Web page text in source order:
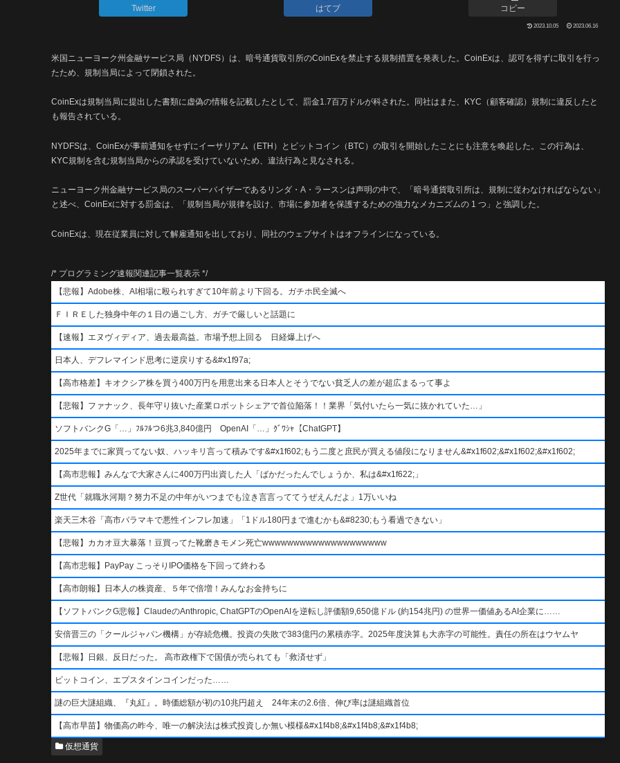
Twitter はてブ コピー
2023.10.05 2023.06.16
米国ニューヨーク州金融サービス局（NYDFS）は、暗号通貨取引所のCoinExを禁止する規制措置を発表した。CoinExは、認可を得ずに取引を行っ
たため、規制当局によって閉鎖された。
CoinExは規制当局に提出した書類に虚偽の情報を記載したとして、罰金1.7百万ドルが科された。同社はまた、KYC（顧客確認）規制に違反したと
も報告されている。
NYDFSは、CoinExが事前通知をせずにイーサリアム（ETH）とビットコイン（BTC）の取引を開始したことにも注意を喚起した。この行為は、
KYC規制を含む規制当局からの承認を受けていないため、違法行為と見なされる。
ニューヨーク州金融サービス局のスーパーバイザーであるリンダ・A・ラースンは声明の中で、「暗号通貨取引所は、規制に従わなければならない」
と述べ、CoinExに対する罰金は、「規制当局が規律を設け、市場に参加者を保護するための強力なメカニズムの 1 つ」と強調した。
CoinExは、現在従業員に対して解雇通知を出しており、同社のウェブサイトはオフラインになっている。
/* プログラミング速報関連記事一覧表示 */
【悲報】Adobe株、AI相場に殴られすぎて10年前より下回る。ガチホ民全滅へ
ＦＩＲＥした独身中年の１日の過ごし方、ガチで厳しいと話題に
【速報】エヌヴィディア、過去最高益。市場予想上回る 日経爆上げへ
日本人、デフレマインド思考に逆戻りする&#x1f97a;
【高市格差】キオクシア株を買う400万円を用意出来る日本人とそうでない貧乏人の差が超広まるって事よ
【悲報】ファナック、長年守り抜いた産業ロボットシェアで首位陥落！！業界「気付いたら一気に抜かれていた…」
ソフトバンクG「…」ﾌﾙﾌﾙつ6兆3,840億円 OpenAI「…」ｸﾞﾜｼｬ【ChatGPT】
2025年までに家買ってない奴、ハッキリ言って積みです&#x1f602;もう二度と庶民が買える値段になりません&#x1f602;&#x1f602;&#x1f602;
【高市悲報】みんなで大家さんに400万円出資した人「ばかだったんでしょうか、私は&#x1f622;」
Z世代「就職氷河期？努力不足の中年がいつまでも泣き言言っててうぜえんだよ」1万いいね
楽天三木谷「高市バラマキで悪性インフレ加速」「1ドル180円まで進むかも&#8230;もう看過できない」
【悲報】カカオ豆大暴落！豆買ってた靴磨きモメン死亡wwwwwwwwwwwwwwwwwwww
【高市悲報】PayPay こっそりIPO価格を下回って終わる
【高市朗報】日本人の株資産、５年で倍増！みんなお金持ちに
【ソフトバンクG悲報】ClaudeのAnthropic, ChatGPTのOpenAIを逆転し評価額9,650億ドル (約154兆円) の世界一価値あるAI企業に……
安倍晋三の「クールジャパン機構」が存続危機。投資の失敗で383億円の累積赤字。2025年度決算も大赤字の可能性。責任の所在はウヤムヤ
【悲報】日銀、反日だった。 高市政権下で国債が売られても「救済せず」
ビットコイン、エプスタインコインだった……
謎の巨大謎組織、『丸紅』。時価総額が初の10兆円超え 24年末の2.6倍、伸び率は謎組織首位
【高市早苗】物価高の昨今、唯一の解決法は株式投資しか無い模様&#x1f4b8;&#x1f4b8;&#x1f4b8;
仮想通貨